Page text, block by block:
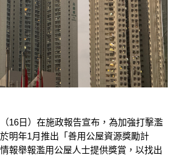
16日）在施政報告宣布，為加強打擊濫
明年1月推出「善用公屋資源獎勵計
報舉報濫用公屋人士提供獎賞，以找出